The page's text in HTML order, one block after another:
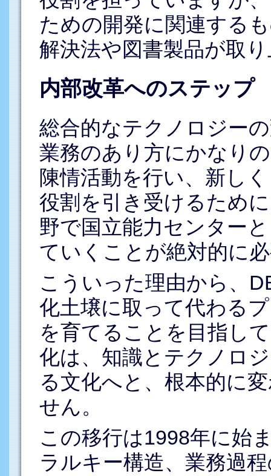
ための開発に関連する
解決法や図書製品が取
内部改革へのステップ
総合的なテクノロジー
業務のあり方にかなり
陳情活動を行い、新し
役割を引き受けるため
野で国立能力センター
ていくことが絶対的に
こういった理由から、
化土壌に取って代わる
を育てることを目指し
化は、知識とテクノロ
る文化へと、根本的に
せん。
この移行は1998年に始
ラルキー構造、業務過